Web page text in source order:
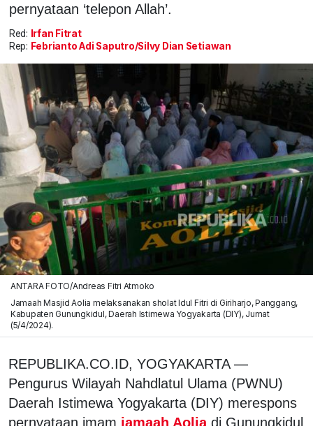
pernyataan ‘telepon Allah’.
Red: Irfan Fitrat
Rep: Febrianto Adi Saputro/Silvy Dian Setiawan
ANTARA FOTO/Andreas Fitri Atmoko
Jamaah Masjid Aolia melaksanakan sholat Idul Fitri di Giriharjo, Panggang,
Kabupaten Gunungkidul, Daerah Istimewa Yogyakarta (DIY), Jumat
(5/4/2024).
REPUBLIKA.CO.ID, YOGYAKARTA —
Pengurus Wilayah Nahdlatul Ulama (PWNU)
Daerah Istimewa Yogyakarta (DIY) merespons
pernyataan imam jamaah Aolia di Gunungkidul